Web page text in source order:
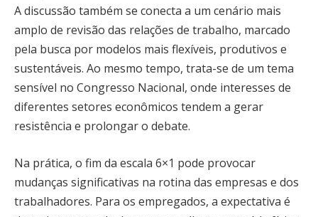
A discussão também se conecta a um cenário mais
amplo de revisão das relações de trabalho, marcado
pela busca por modelos mais flexíveis, produtivos e
sustentáveis. Ao mesmo tempo, trata-se de um tema
sensível no Congresso Nacional, onde interesses de
diferentes setores econômicos tendem a gerar
resistência e prolongar o debate.
Na prática, o fim da escala 6×1 pode provocar
mudanças significativas na rotina das empresas e dos
trabalhadores. Para os empregados, a expectativa é